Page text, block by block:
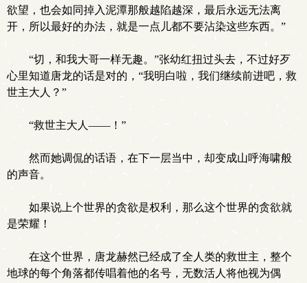
欲望，也会如同掉入泥潭那般越陷越深，最后永远无法离
开，所以最好的办法，就是一点儿都不要沾染这些东西。”
“切，和我大哥一样无趣。”张幼红扭过头去，不过好歹
心里知道唐龙的话是对的，“我明白啦，我们继续前进吧，救
世主大人？”
“救世主大人——！”
然而她调侃的话语，在下一层当中，却变成山呼海啸般
的声音。
如果说上个世界的贪欲是权利，那么这个世界的贪欲就
是荣耀！
在这个世界，唐龙赫然已经成了全人类的救世主，整个
地球的每个角落都传唱着他的名号，无数活人将他视为偶